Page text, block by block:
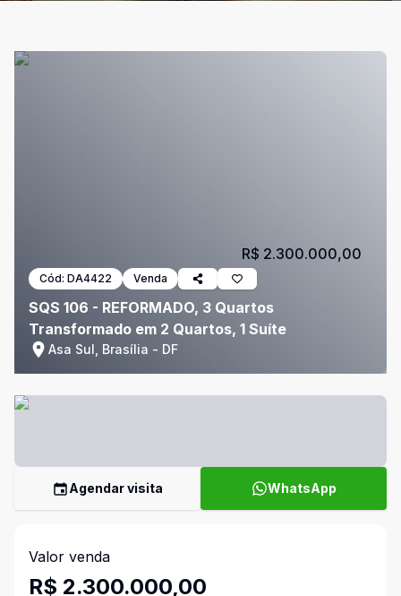
Cód: DA4422 Venda
SQS 106 - REFORMADO, 3 Quartos
Transformado em 2 Quartos, 1 Suíte
Asa Sul, Brasília - DF
R$ 2.300.000,00
Agendar visita WhatsApp
Valor venda
R$ 2.300.000,00